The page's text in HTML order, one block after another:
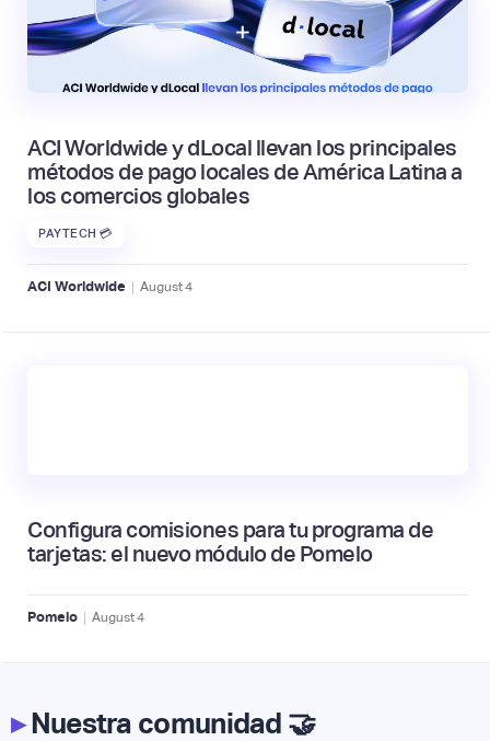
ACI Worldwide y dLocal llevan los principales
métodos de pago locales de América Latina a
los comercios globales
PAYTECH 💳
ACI Worldwide | August4
Configura comisiones para tu programa de
tarjetas: el nuevo módulo de Pomelo
Pomelo | August4
▸Nuestra comunidad 🤝